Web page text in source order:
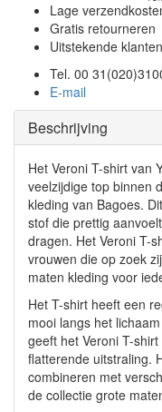
Lage
Gratis retourneren
Uitstekende
Tel. 00
E-mail
Beschrijving
Het Veroni T-shirt van
veelzijdige top binnen
kleding van Bagoes.
stof die prettig
dragen. Het Veroni T-
vrouwen die op zoek
maten kleding voor
Het T-shirt heeft een
mooi langs het
geeft het Veroni T-
flatterende uitstraling.
combineren met
de collectie grote